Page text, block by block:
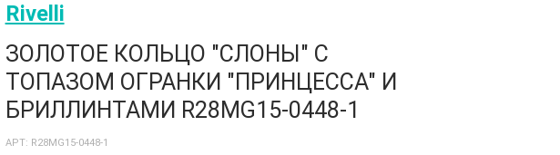
Rivelli
ЗОЛОТОЕ КОЛЬЦО "СЛОНЫ" С
ТОПАЗОМ ОГРАНКИ "ПРИНЦЕССА" И
БРИЛЛИНТАМИ R28MG15-0448-1
АРТ: R28MG15-0448-1